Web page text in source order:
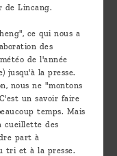
de Lincang.
ce qui nous a
des
de l'année
jusqu'à la presse.
nous ne "montons
un savoir faire
temps. Mais
cueillette des
part à
tri et à la presse.